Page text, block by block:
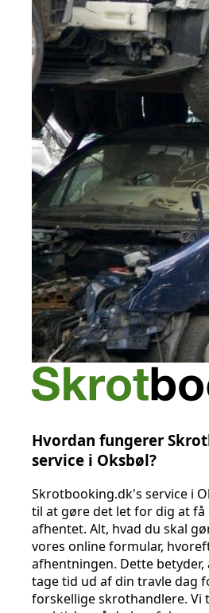
Hvordan fungerer
service i Oksbøl?
Skrotbooking.dk's service i
til at gøre det let for dig at
afhentet. Alt, hvad du skal
vores online formular,
afhentningen. Dette
tage tid ud af din travle dag
forskellige skrothandlere. Vi